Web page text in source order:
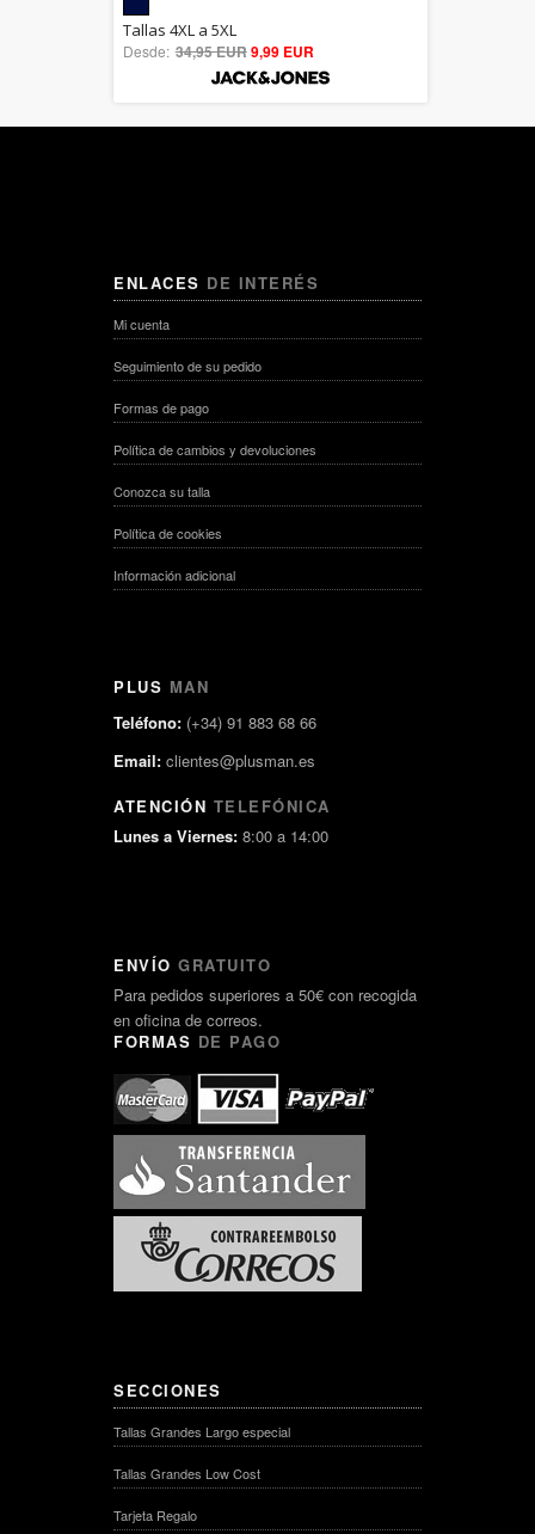
5.00
out of 5
Tallas 4XL a 5XL
Desde: 34,95 EUR9,99 EUR
ENLACES DE INTERÉS
Mi cuenta
Seguimiento de su pedido
Formas de pago
Política de cambios y devoluciones
Conozca su talla
Política de cookies
Información adicional
PLUS MAN
Teléfono: (+34) 91 883 68 66
Email: clientes@plusman.es
ATENCIÓN TELEFÓNICA
Lunes a Viernes: 8:00 a 14:00
ENVÍO GRATUITO
Para pedidos superiores a 50€ con recogida
en oficina de correos.
FORMAS DE PAGO
SECCIONES
Tallas Grandes Largo especial
Tallas Grandes Low Cost
Tarjeta Regalo